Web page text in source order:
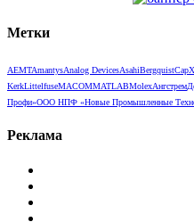
Метки
AEMTAmantysAnalog DevicesAsahiBergquist
KerkLittelfuseMACOMMATLABMolexАнгстрем
Профи»ООО НПФ «Новые Промышленные
Реклама